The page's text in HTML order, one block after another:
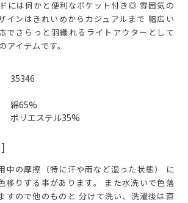
には何かと便利なポケット付き◎ 雰囲気の
インはきれいめからカジュアルまで 幅広い
でさらっと羽織れるライトアウターとして
アイテムです。
35346
綿65%
ポリエステル35%
中の摩擦（特に汗や雨など湿った状態） に
移りする事があります。 また水洗いで色落
すので他のものと 分けて洗い、洗濯後は直